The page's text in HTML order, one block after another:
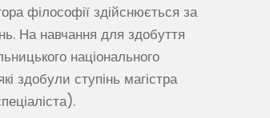
філософії здійснюється за
На навчання для здобуття
національного
здобули ступінь магістра